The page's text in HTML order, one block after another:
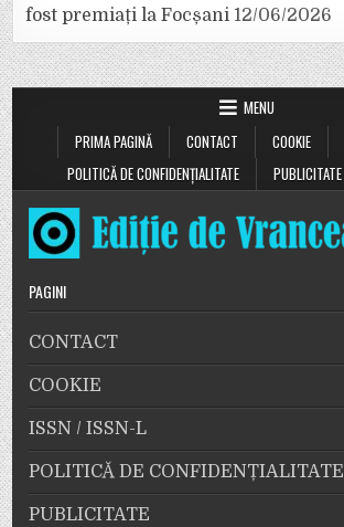
fost premiați la Focșani 12/06/2026
MENU
PRIMA PAGINĂ
CONTACT COOKIE
POLITICĂ DE CONFIDENȚIALITATE
PUBLICITATE
PAGINI
CONTACT
COOKIE
ISSN / ISSN-L
POLITICĂ DE CONFIDENȚIALITATE
PUBLICITATE